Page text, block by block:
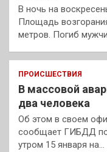
В ночь на
Площадь
метров. Погиб
ПРОИСШЕСТВИЯ
В массовой
два человека
Об этом в своем
сообщает ГИБДД по
утром 15 января на…